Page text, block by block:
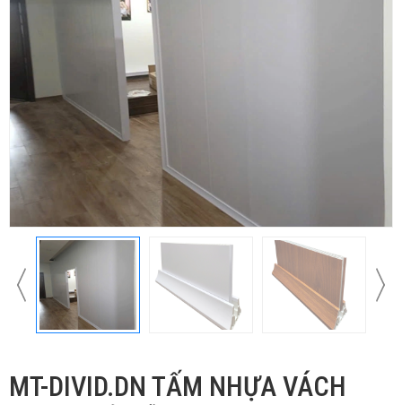
MT-DIVID.DN TẤM NHỰA VÁCH